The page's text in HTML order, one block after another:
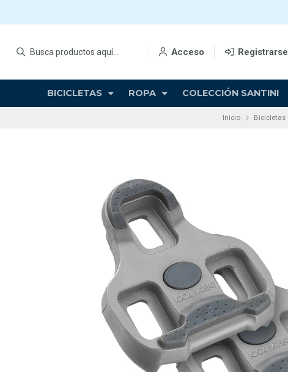
Acceso Registrarse
BICICLETAS ROPA COLECCIÓN SANTINI
Inicio Bicicletas